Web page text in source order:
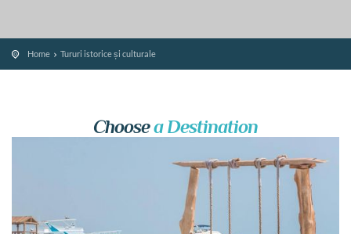
Home Tururi istorice și culturale
Choosea Destination